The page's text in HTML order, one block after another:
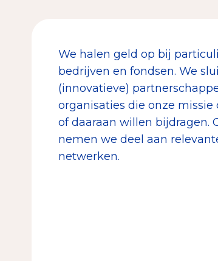
We halen geld op bij
bedrijven en fondsen. We
(innovatieve)
organisaties die onze missie
of daaraan willen bijdragen.
nemen we deel aan
netwerken.